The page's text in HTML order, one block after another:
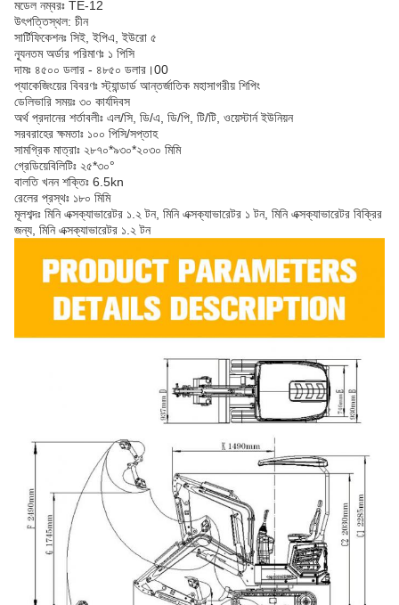
মডেল নম্বরঃ TE-12
উৎপত্তিস্থল: চীন
সার্টিফিকেশনঃ সিই, ইপিএ, ইউরো ৫
ন্যূনতম অর্ডার পরিমাণঃ ১ পিসি
দামঃ ৪৫০০ ডলার - ৪৮৫০ ডলার।00
প্যাকেজিংয়ের বিবরণঃ স্ট্যান্ডার্ড আন্তর্জাতিক মহাসাগরীয় শিপিং
ডেলিভারি সময়ঃ ৩০ কার্যদিবস
অর্থ প্রদানের শর্তাবলীঃ এল/সি, ডি/এ, ডি/পি, টি/টি, ওয়েস্টার্ন ইউনিয়ন
সরবরাহের ক্ষমতাঃ ১০০ পিসি/সপ্তাহ
সামগ্রিক মাত্রাঃ ২৮৭০*৯৩০*২০৩০ মিমি
গ্রেডিয়েবিলিটিঃ ২৫*৩০°
বালতি খনন শক্তিঃ 6.5kn
রেলের প্রস্থঃ ১৮০ মিমি
মূলশব্দঃ মিনি এক্সক্যাভারেটর ১.২ টন, মিনি এক্সক্যাভারেটর ১ টন, মিনি এক্সক্যাভারেটর বিক্রির
জন্য, মিনি এক্সক্যাভারেটর ১.২ টন